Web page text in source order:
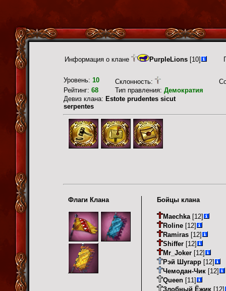
Информация о клане PurpleLions [10]
Уровень: 10 Склонность:
Рейтинг: 68 Тип правления: Демократия
Девиз клана: Estote prudentes sicut
serpentes
Флаги Клана Бойцы клана
Maechka [12]
Roline [12]
Ramiras [12]
Shiffer [12]
Mr_Joker [12]
Рэй Шугарр [12]
Чемодан-Чик [12]
Queen [11]
Злобный Ёжик [12]